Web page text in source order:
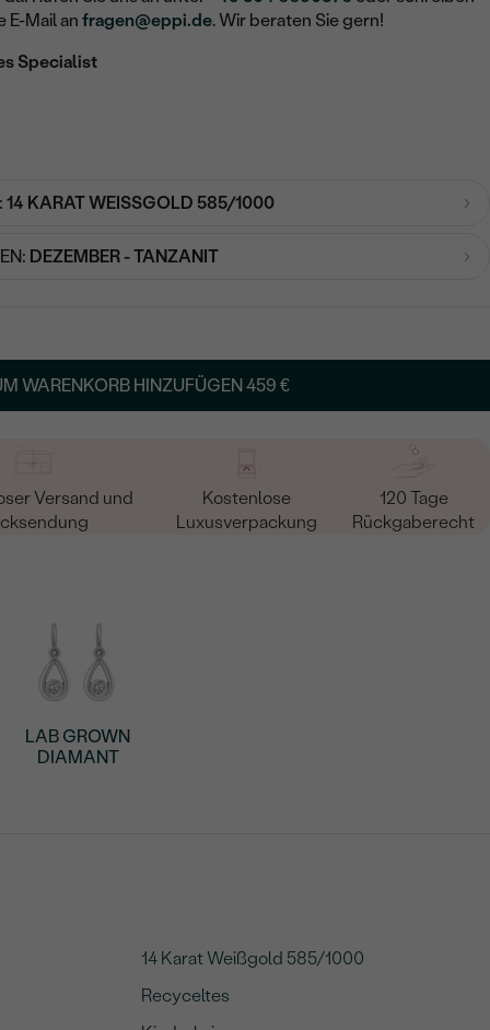
E-Mail anfragen@eppi.de. Wir beraten Sie gern!
Specialist
14 KARAT WEISSGOLD 585/1000
DEZEMBER - TANZANIT
WARENKORB HINZUFÜGEN459 €
Versand und
Kostenlose
Luxusverpackung
120 Tage
Rückgaberecht
LAB GROWN
DIAMANT
14 Karat Weißgold 585/1000
Recyceltes